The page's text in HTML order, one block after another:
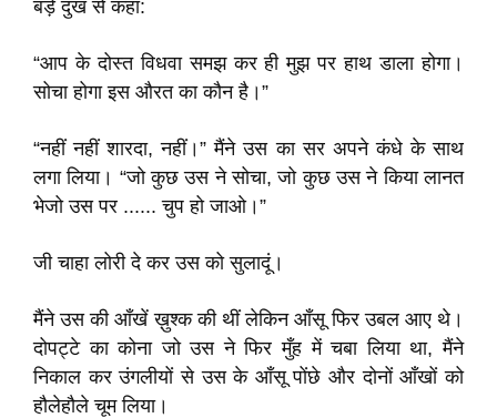
बड़े दुख से कहा:
“आप के दोस्त विधवा समझ कर ही मुझ पर हाथ डाला होगा।
सोचा होगा इस औरत का कौन है।”
“नहीं नहीं शारदा, नहीं।” मैंने उस का सर अपने कंधे के साथ
लगा लिया। “जो कुछ उस ने सोचा, जो कुछ उस ने किया लानत
भेजो उस पर ...... चुप हो जाओ।”
जी चाहा लोरी दे कर उस को सुलादूं।
मैंने उस की आँखें ख़ुश्क की थीं लेकिन आँसू फिर उबल आए थे।
दोपट्टे का कोना जो उस ने फिर मुँह में चबा लिया था, मैंने
निकाल कर उंगलीयों से उस के आँसू पोंछे और दोनों आँखों को
हौलेहौले चूम लिया।